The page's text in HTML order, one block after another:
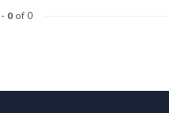
- 0of 0